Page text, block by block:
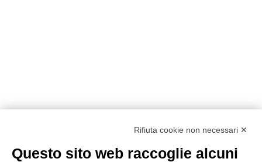
Rifiuta cookie non necessari ✕
Questo sito web raccoglie alcuni